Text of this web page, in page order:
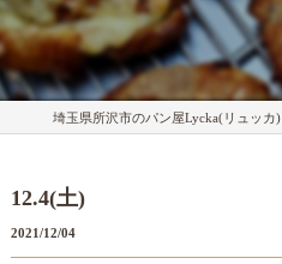
埼玉県所沢市のパン屋Lycka(リュッカ)
12.4(土)
2021/12/04